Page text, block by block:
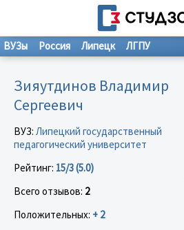
ВУЗы Россия Липецк ЛГПУ
Зияутдинов Владимир
Сергеевич
ВУЗ: Липецкий государственный
педагогический университет
Рейтинг: 15/3 (5.0)
Всего отзывов: 2
Положительных: + 2